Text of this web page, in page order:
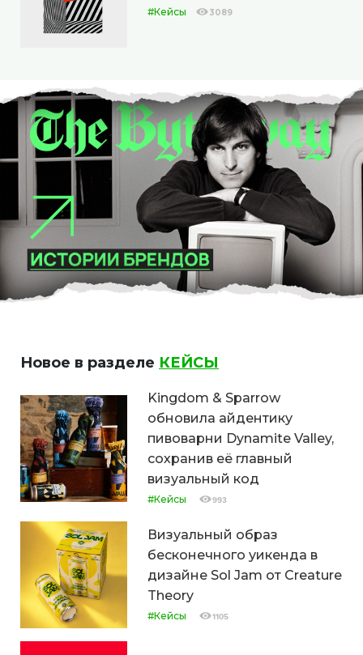
#Кейсы 3089
Новое в разделе КЕЙСЫ
Kingdom & Sparrow
обновила айдентику
пивоварни Dynamite Valley,
сохранив её главный
визуальный код
#Кейсы 993
Визуальный образ
бесконечного уикенда в
дизайне Sol Jam от Creature
Theory
#Кейсы 1105